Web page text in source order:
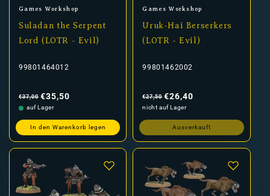
Anbieter:
Games Workshop
Suladan the Serpent
Lord (LOTR - Evil)
99801464012
Preis
€37,00 €35,50
auf Lager
In den Warenkorb legen
Anbieter:
Games Workshop
Uruk-Hai Berserkers
(LOTR - Evil)
99801462002
Preis
€27,50 €26,40
nicht auf Lager
Ausverkauft